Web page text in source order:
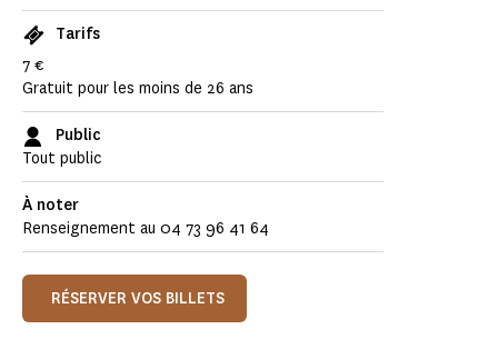
Tarifs
7 €
Gratuit pour les moins de 26 ans
Public
Tout public
À noter
Renseignement au 04 73 96 41 64
RÉSERVER VOS BILLETS